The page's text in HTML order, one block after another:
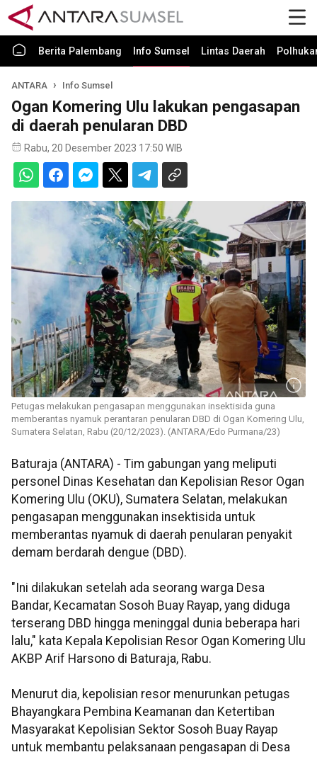
Berita Palembang Info Sumsel Lintas Daerah
ANTARA Info Sumsel
Ogan Komering Ulu lakukan pengasapan
di daerah penularan DBD
Rabu, 20 Desember 2023 17:50 WIB
Petugas melakukan pengasapan menggunakan insektisida guna
memberantas nyamuk perantaran penularan DBD di Ogan Komering Ulu,
Sumatera Selatan, Rabu (20/12/2023). (ANTARA/Edo Purmana/23)
Baturaja (ANTARA) - Tim gabungan yang meliputi
personel Dinas Kesehatan dan Kepolisian Resor Ogan
Komering Ulu (OKU), Sumatera Selatan, melakukan
pengasapan menggunakan insektisida untuk
memberantas nyamuk di daerah penularan penyakit
demam berdarah dengue (DBD).
"Ini dilakukan setelah ada seorang warga Desa
Bandar, Kecamatan Sosoh Buay Rayap, yang diduga
terserang DBD hingga meninggal dunia beberapa hari
lalu," kata Kepala Kepolisian Resor Ogan Komering Ulu
AKBP Arif Harsono di Baturaja, Rabu.
Menurut dia, kepolisian resor menurunkan petugas
Bhayangkara Pembina Keamanan dan Ketertiban
Masyarakat Kepolisian Sektor Sosoh Buay Rayap
untuk membantu pelaksanaan pengasapan di Desa